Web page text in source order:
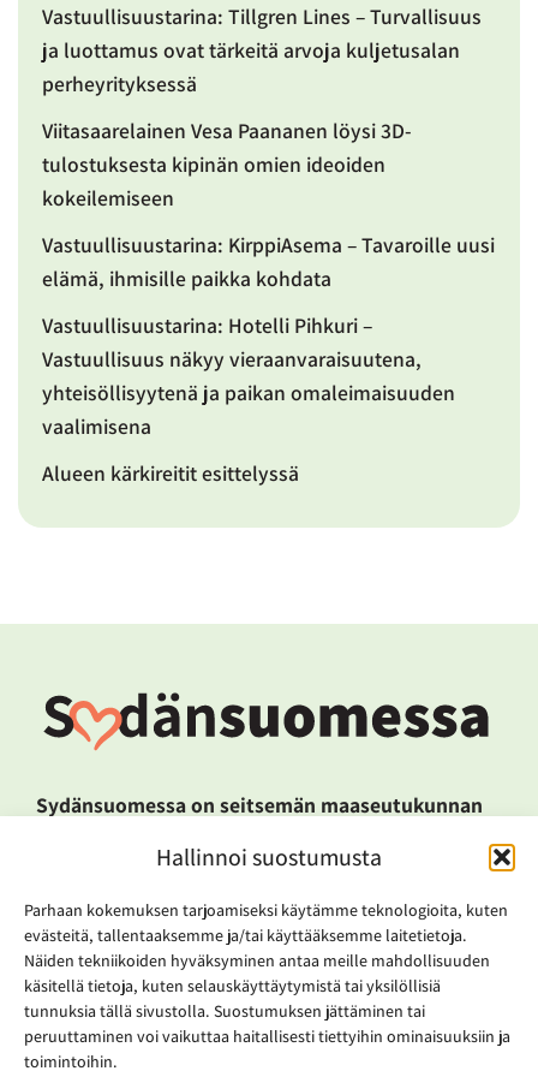
Hallinnoi suostumusta
Parhaan kokemuksen tarjoamiseksi käytämme teknologioita, kuten
evästeitä, tallentaaksemme ja/tai käyttääksemme laitetietoja.
Näiden tekniikoiden hyväksyminen antaa meille mahdollisuuden
käsitellä tietoja, kuten selauskäyttäytymistä tai yksilöllisiä
tunnuksia tällä sivustolla. Suostumuksen jättäminen tai
peruuttaminen voi vaikuttaa haitallisesti tiettyihin ominaisuuksiin ja
toimintoihin.
Vastuullisuustarina: Tillgren Lines – Turvallisuus
ja luottamus ovat tärkeitä arvoja kuljetusalan
perheyrityksessä
Viitasaarelainen Vesa Paananen löysi 3D-
tulostuksesta kipinän omien ideoiden
kokeilemiseen
Vastuullisuustarina: KirppiAsema – Tavaroille uusi
elämä, ihmisille paikka kohdata
Vastuullisuustarina: Hotelli Pihkuri –
Vastuullisuus näkyy vieraanvaraisuutena,
yhteisöllisyytenä ja paikan omaleimaisuuden
vaalimisena
Alueen kärkireitit esittelyssä
Sydänsuomessa on seitsemän maaseutukunnan
Kyyjärvi, Pihtipudas ja Viitasaari) muodostama
kuntalaisen alue nojaa elinkeinoissaan luontoon
niin puuteollisuudessa, matkailussa kuin
uusiutuvassa energiatuotannossakin.
Sydänsuomessa-kunnat tekevät tavoitteellista
alueyhteistyötä, jossa kehittämishankkeita
hyödynnetään alueen strategisen kehittämisen